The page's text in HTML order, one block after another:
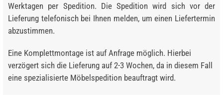
Werktagen per Spedition. Die Spedition wird sich vor der
Lieferung telefonisch bei Ihnen melden, um einen Liefertermin
abzustimmen.
Eine Komplettmontage ist auf Anfrage möglich. Hierbei
verzögert sich die Lieferung auf 2-3 Wochen, da in diesem Fall
eine spezialisierte Möbelspedition beauftragt wird.